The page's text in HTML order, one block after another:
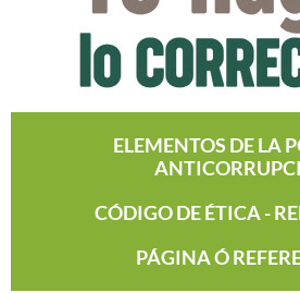
ELEMENTOS DE LA
CÓDIGO DE ÉTICA -
PÁGINA Ó